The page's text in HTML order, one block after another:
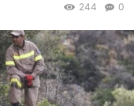
0
244